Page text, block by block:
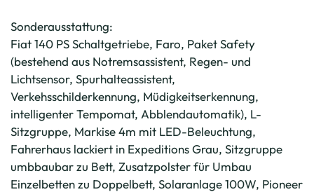
Sonderausstattung:
Fiat 140 PS Schaltgetriebe, Faro, Paket Safety
(bestehend aus Notremsassistent, Regen- und
Lichtsensor, Spurhalteassistent,
Verkehsschilderkennung, Müdigkeitserkennung,
intelligenter Tempomat, Abblendautomatik), L-
Sitzgruppe, Markise 4m mit LED-Beleuchtung,
Fahrerhaus lackiert in Expeditions Grau, Sitzgruppe
umbbaubar zu Bett, Zusatzpolster für Umbau
Einzelbetten zu Doppelbett, Solaranlage 100W, Pioneer